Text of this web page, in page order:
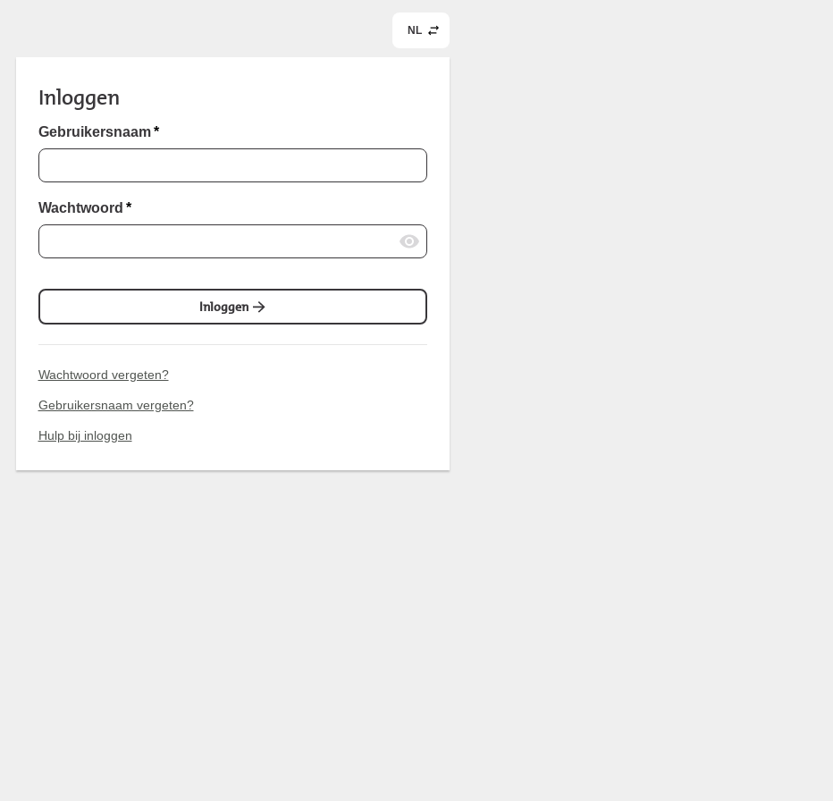
NL
Inloggen
Gebruikersnaam *
Wachtwoord *
Inloggen
Wachtwoord vergeten?
Gebruikersnaam vergeten?
Hulp bij inloggen